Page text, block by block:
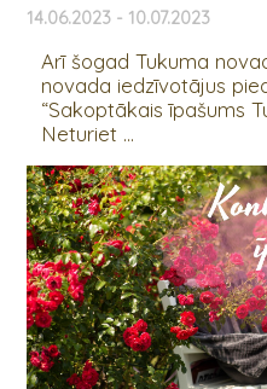
14.06.2023 - 10.07.2023
Arī šogad Tukuma
novada iedzīvotājus
“Sakoptākais īpašums
Neturiet ...